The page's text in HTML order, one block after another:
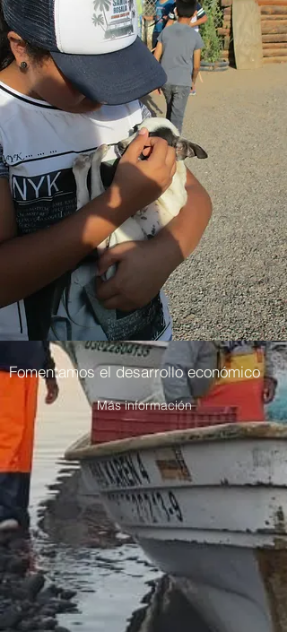
Fomentamos el desarrollo económico
Más información